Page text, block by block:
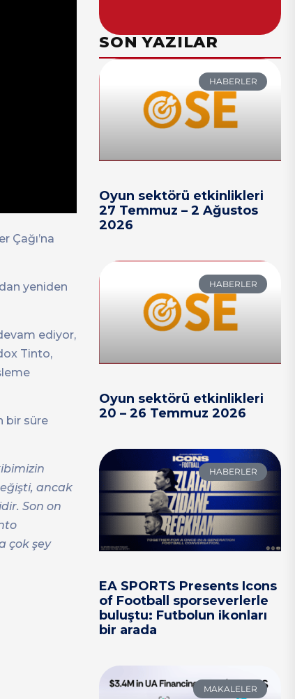
Çağı’na
yeniden
ediyor,
Tinto,
bir süre
ancak
Son on
çok şey
SON YAZILAR
HABERLER
Oyun sektörü etkinlikleri
27 Temmuz – 2 Ağustos
2026
HABERLER
Oyun sektörü etkinlikleri
20 – 26 Temmuz 2026
HABERLER
EA SPORTS Presents Icons
of Football sporseverlerle
buluştu: Futbolun ikonları
bir arada
MAKALELER